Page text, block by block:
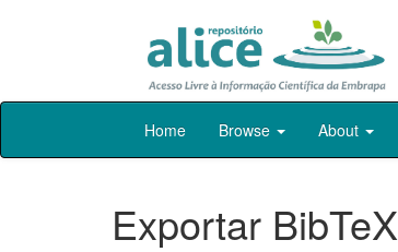
Skip
Home Browse About
Exportar BibTeX